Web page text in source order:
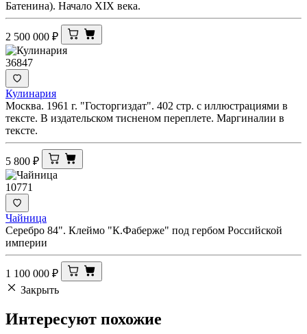
Батенина). Начало XIX века.
2 500 000 ₽
36847
Кулинария
Москва. 1961 г. "Госторгиздат". 402 стр. с иллюстрациями в
тексте. В издательском тисненом переплете. Маргиналии в
тексте.
5 800 ₽
10771
Чайница
Серебро 84". Клеймо "К.Фаберже" под гербом Российской
империи
1 100 000 ₽
Закрыть
Интересуют похожие